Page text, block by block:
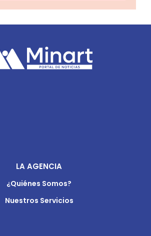
LA AGENCIA
¿Quiénes Somos?
Nuestros Servicios